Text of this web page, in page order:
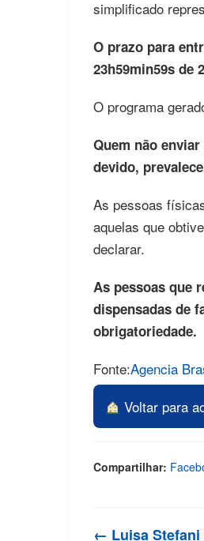
simplificado
O prazo para
23h59min59s de
O programa
Quem não
devido,
As pessoas
aquelas que
declarar.
As pessoas que
dispensadas de
obrigatoriedade.
Fonte:Agencia
Voltar para
Compartilhar:
← Luisa Stefani